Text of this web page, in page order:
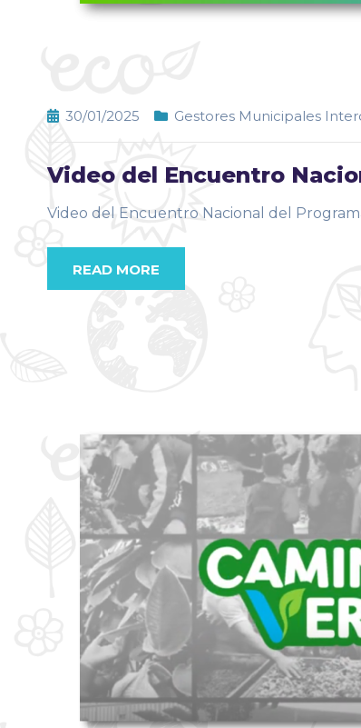
30/01/2025 Gestores Municipales
Video del Encuentro
Video del Encuentro Nacional del
READ MORE